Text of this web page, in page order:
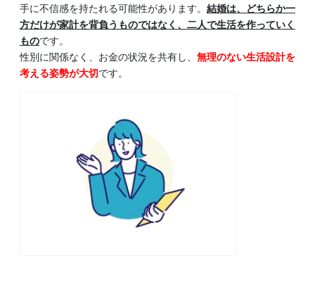
手に不信感を持たれる可能性があります。 結婚は、どちらか一
方だけが家計を背負うものではなく、二人で生活を作っていく
ものです。
性別に関係なく、お金の状況を共有し、 無理のない生活設計を
考える姿勢が大切です。